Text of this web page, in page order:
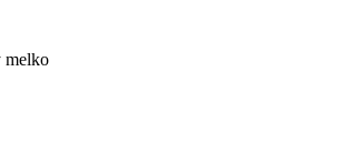
melko